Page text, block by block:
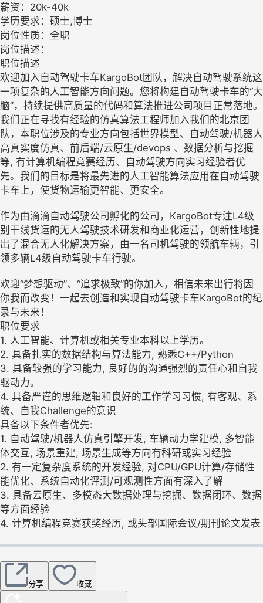
薪资：20k-40k
学历要求：硕士,博士
岗位性质：全职
岗位描述：
职位描述
欢迎加入自动驾驶卡车KargoBot团队，解决自动驾驶系统这
一项复杂的人工智能方向问题。您将构建自动驾驶卡车的“大
脑”，持续提供高质量的代码和算法推进公司项目正常落地。
我们正在寻找有经验的仿真算法工程师加入我们的北京团
队，本职位涉及的专业方向包括世界模型、自动驾驶/机器人
高真实度仿真、前后端/云原生/devops 、数据分析与挖掘
等, 有计算机编程竞赛经历、自动驾驶方向实习经验者优
先。我们的目标是将最先进的人工智能算法应用在自动驾驶
卡车上，使货物运输更智能、更安全。
作为由滴滴自动驾驶公司孵化的公司，KargoBot专注L4级
别干线货运的无人驾驶技术研发和商业化运营，创新性地提
出了混合无人化解决方案，由一名司机驾驶的领航车辆，引
领多辆L4级自动驾驶卡车行驶。
欢迎“梦想驱动”、“追求极致”的你加入，相信未来出行将因
你我而改变！一起去创造和实现自动驾驶卡车KargoBot的纪
录与未来！
职位要求
1. 人工智能、计算机或相关专业本科以上学历。
2. 具备扎实的数据结构与算法能力, 熟悉C++/Python
3. 具备较强的学习能力, 良好的的沟通强烈的责任心和自我
驱动力。
4. 具备严谨的思维逻辑和良好的工作学习习惯, 有客观、系
统、自我Challenge的意识
具备以下条件者优先:
1. 自动驾驶/机器人仿真引擎开发, 车辆动力学建模, 多智能
体交互, 场景重建, 场景生成等方向有科研或实习经验
2. 有一定复杂度系统的开发经验, 对CPU/GPU计算/存储性
能优化、系统自动化评测/可观测性方面有深入了解
3. 具备云原生、多模态大数据处理与挖掘、数据闭环、数据
等方面经验
4. 计算机编程竞赛获奖经历, 或头部国际会议/期刊论文发表
分享 收藏